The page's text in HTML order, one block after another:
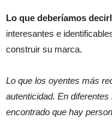
Lo que deberíamos
interesantes e
construir su marca.
Lo que los oyentes más
autenticidad. En
encontrado que hay